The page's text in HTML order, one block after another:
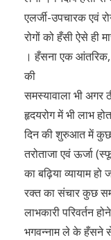
एलर्जी-उपचारक एवं
रोगों को हँसी ऐसे ही
। हँसना एक आंतरिक,
की
समस्यावाला भी अगर
हृदयरोग में भी लाभ
दिन की शुरुआत में
तरोताजा एवं ऊर्जा
का बढ़िया व्यायाम
रक्त का संचार कुछ
लाभकारी परिवर्तन
भगवन्नाम ले के हँसने से